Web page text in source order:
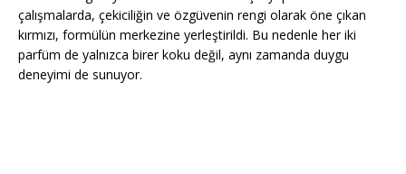
çalışmalarda, çekiciliğin ve özgüvenin rengi olarak öne çıkan
kırmızı, formülün merkezine yerleştirildi. Bu nedenle her iki
parfüm de yalnızca birer koku değil, aynı zamanda duygu
deneyimi de sunuyor.